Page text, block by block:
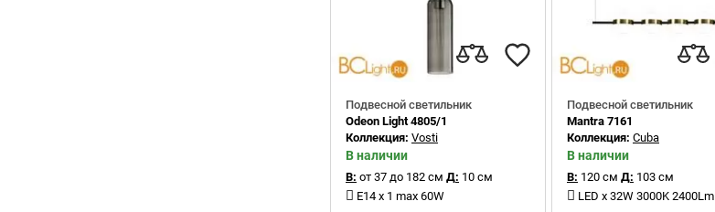
Подвесной светильник
Odeon Light 4805/1
Коллекция: Vosti
В наличии
В: от 37 до 182 см Д: 10 см
E14 x 1 max 60W
Подвесной светильник
Mantra 7161
Коллекция: Cuba
В наличии
В: 120 см Д: 103 см
LED x 32W 3000K 2400Lm